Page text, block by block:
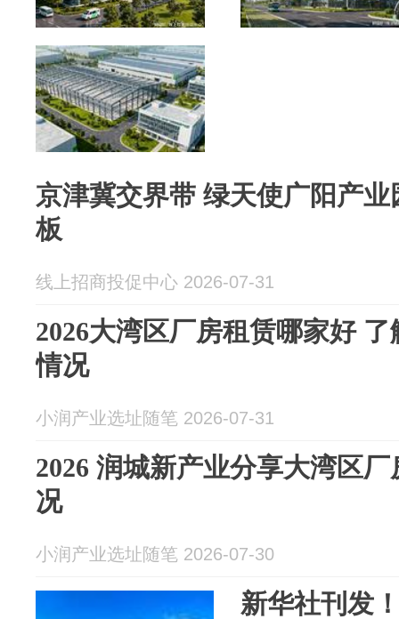
京津冀交界带 绿天使广阳产
板
线上招商投促中心 2026-07-31
2026大湾区厂房租赁哪家好
情况
小润产业选址随笔 2026-07-31
2026 润城新产业分享大湾区
况
小润产业选址随笔 2026-07-30
新华社刊发